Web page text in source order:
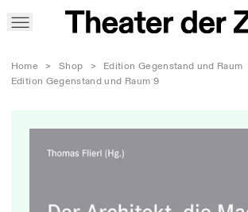
Home > Shop > Edition Gegenstand und Raum
Edition Gegenstand und Raum 9